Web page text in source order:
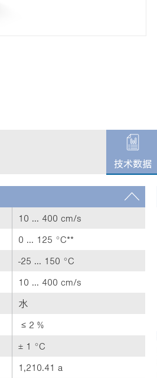
r技术数据
10 ... 400 cm/s
0 ... 125 °C**
-25 ... 150 °C
10 ... 400 cm/s
水
≤ 2 %
± 1 °C
1,210.41 a